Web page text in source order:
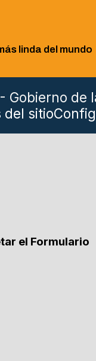
linda del mundo
Gobierno de
del sitio
el Formulario